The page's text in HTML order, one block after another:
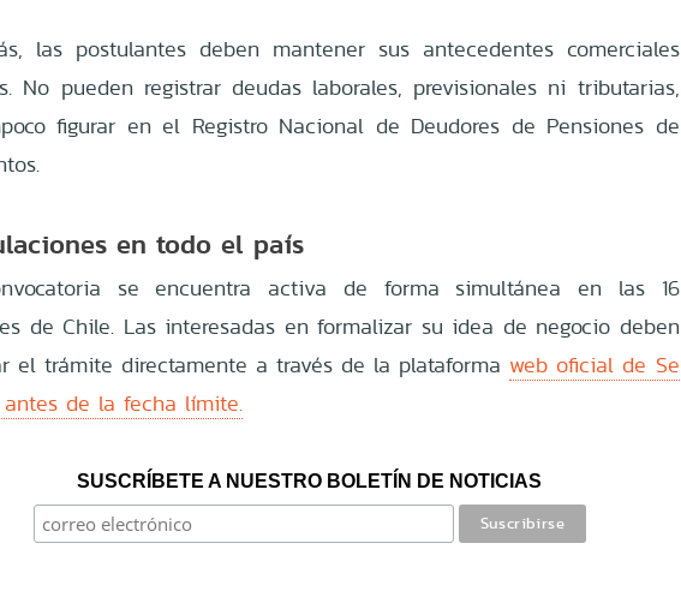
las postulantes deben mantener sus antecedentes comerciales
No pueden registrar deudas laborales, previsionales ni tributarias,
figurar en el Registro Nacional de Deudores de Pensiones de
en todo el país
se encuentra activa de forma simultánea en las 16
de Chile. Las interesadas en formalizar su idea de negocio deben
el trámite directamente a través de la plataforma web oficial de Se
antes de la fecha límite.
SUSCRÍBETE A NUESTRO BOLETÍN DE NOTICIAS